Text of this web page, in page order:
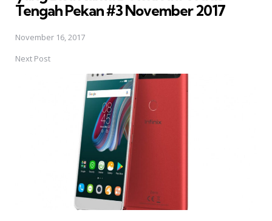
Tengah Pekan #3 November 2017
November 16, 2017
Next Post